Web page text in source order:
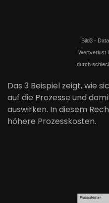
Bild3 -
Wertverlust
durch
Das 3 Beispiel zeigt, wie
auf die Prozesse und
auswirken. In diesem
höhere Prozesskosten.